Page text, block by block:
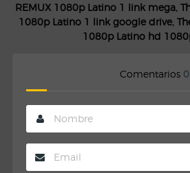
REMUX 1080p Latino 1 link mega,
1080p Latino 1 link google drive,
1080p Latino hd
Comentarios 0